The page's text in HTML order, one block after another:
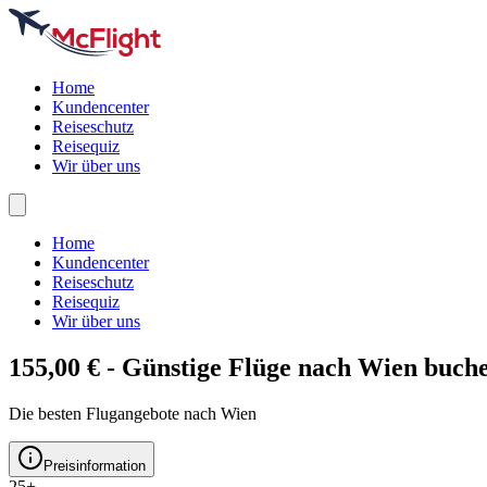
Home
Kundencenter
Reiseschutz
Reisequiz
Wir über uns
Home
Kundencenter
Reiseschutz
Reisequiz
Wir über uns
155,00 € - Günstige Flüge nach Wien
Die besten Flugangebote nach Wien
Preisinformation